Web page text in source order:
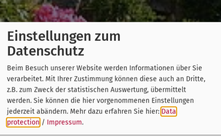
Einstellungen zum
Datenschutz
Beim Besuch unserer Website werden Informationen über Sie
verarbeitet. Mit Ihrer Zustimmung können diese auch an Dritte,
z.B. zum Zweck der statistischen Auswertung, übermittelt
werden. Sie können die hier vorgenommenen Einstellungen
jederzeit abändern. Mehr dazu erfahren Sie hier: Data
protection / Impressum.